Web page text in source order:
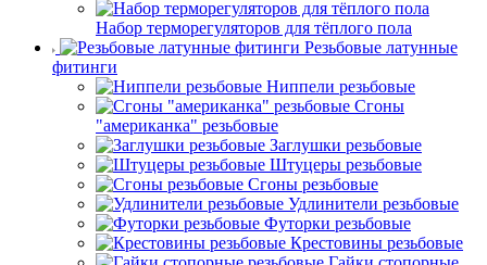
Набор терморегуляторов для тёплого пола
Резьбовые латунные
фитинги
Ниппели резьбовые
Сгоны
"американка" резьбовые
Заглушки резьбовые
Штуцеры резьбовые
Сгоны резьбовые
Удлинители резьбовые
Футорки резьбовые
Крестовины резьбовые